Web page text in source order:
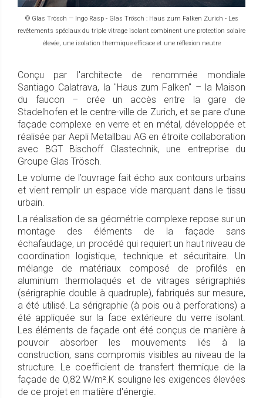
© Glas Trösch — Ingo Rasp - Glas Trösch : Haus zum Falken Zurich - Les
revêtements spéciaux du triple vitrage isolant combinent une protection solaire
élevée, une isolation thermique efficace et une réflexion neutre
Conçu par l'architecte de renommée mondiale
Santiago Calatrava, la "Haus zum Falken" – la Maison
du faucon – crée un accès entre la gare de
Stadelhofen et le centre-ville de Zurich, et se pare d’une
façade complexe en verre et en métal, développée et
réalisée par Aepli Metallbau AG en étroite collaboration
avec BGT Bischoff Glastechnik, une entreprise du
Groupe Glas Trösch.
Le volume de l’ouvrage fait écho aux contours urbains
et vient remplir un espace vide marquant dans le tissu
urbain.
La réalisation de sa géométrie complexe repose sur un
montage des éléments de la façade sans
échafaudage, un procédé qui requiert un haut niveau de
coordination logistique, technique et sécuritaire. Un
mélange de matériaux composé de profilés en
aluminium thermolaqués et de vitrages sérigraphiés
(sérigraphie double à quadruple), fabriqués sur mesure,
a été utilisé. La sérigraphie (à pois ou à perforations) a
été appliquée sur la face extérieure du verre isolant.
Les éléments de façade ont été conçus de manière à
pouvoir absorber les mouvements liés à la
construction, sans compromis visibles au niveau de la
structure. Le coefficient de transfert thermique de la
façade de 0,82 W/m².K souligne les exigences élevées
de ce projet en matière d'énergie.